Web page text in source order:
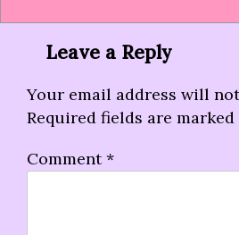
Leave a Reply
Your email address will
Required fields are marked
Comment*